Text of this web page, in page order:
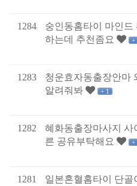
1284
숭인동홈타이 마인
하는데 추천좀요
+
1283
청운효자동출장안마
알려줘봐
+ 1
1282
혜화동출장마사지 사
른 공유부탁해요
+
1281
일본혼혈홈타이 단골